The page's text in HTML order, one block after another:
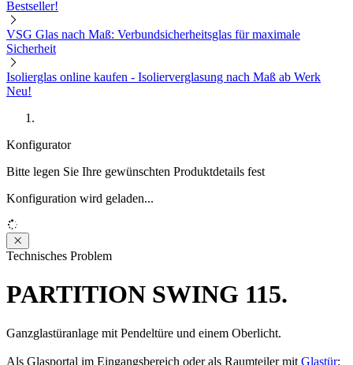
Bestseller!
VSG Glas nach Maß: Verbundsicherheitsglas für maximale
Sicherheit
Isolierglas online kaufen - Isolierverglasung nach Maß ab Werk
Neu!
Konfigurator
Bitte legen Sie Ihre gewünschten Produktdetails fest
Konfiguration wird geladen...
Loading...
Technisches Problem
PARTITION SWING 115.
Ganzglastüranlage mit Pendeltüre und einem Oberlicht.
Als Glasportal im Eingangsbereich oder als Raumteiler mit Glastür: